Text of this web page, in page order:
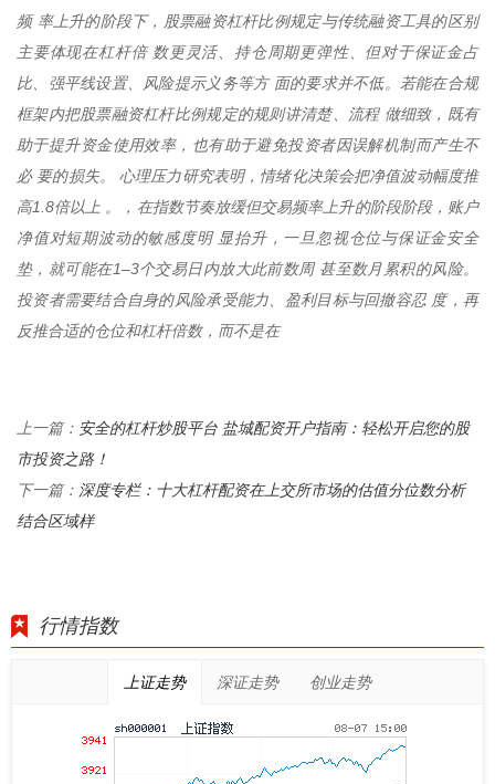
频 率上升的阶段下，股票融资杠杆比例规定与传统融资工具的区别
主要体现在杠杆倍 数更灵活、持仓周期更弹性、但对于保证金占
比、强平线设置、风险提示义务等方 面的要求并不低。若能在合规
框架内把股票融资杠杆比例规定的规则讲清楚、流程 做细致，既有
助于提升资金使用效率，也有助于避免投资者因误解机制而产生不
必 要的损失。 心理压力研究表明，情绪化决策会把净值波动幅度推
高1.8倍以上 。，在指数节奏放缓但交易频率上升的阶段阶段，账户
净值对短期波动的敏感度明 显抬升，一旦忽视仓位与保证金安全
垫，就可能在1–3个交易日内放大此前数周 甚至数月累积的风险。
投资者需要结合自身的风险承受能力、盈利目标与回撤容忍 度，再
反推合适的仓位和杠杆倍数，而不是在
上一篇： 安全的杠杆炒股平台 盐城配资开户指南：轻松开启您的股
市投资之路！
下一篇： 深度专栏：十大杠杆配资在上交所市场的估值分位数分析
结合区域样
行情指数
上证走势 深证走势 创业走势